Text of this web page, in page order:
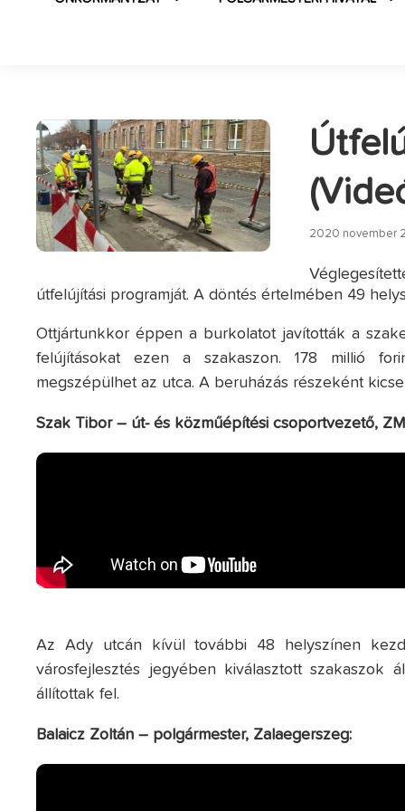
2020 november
útfelújítási programját. A döntés értelmében 49
Ottjártunkkor éppen a burkolatot javították a
felújításokat ezen a szakaszon. 178 millió
megszépülhet az utca. A beruházás részeként
Szak Tibor – út- és közműépítési csoportvezető,
Az Ady utcán kívül további 48 helyszínen
városfejlesztés jegyében kiválasztott szakaszok
állítottak fel.
Balaicz Zoltán – polgármester, Zalaegerszeg: